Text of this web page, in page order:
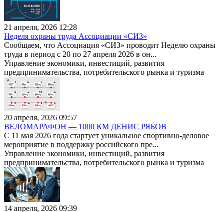
21 апреля, 2026 12:28
Неделя охраны труда Ассоциации «СИЗ»
Сообщаем, что Ассоциация «СИЗ» проводит Неделю охраны
труда в период с 20 по 27 апреля 2026 в он...
Управление экономики, инвестиций, развития
предпринимательства, потребительского рынка и туризма
20 апреля, 2026 09:57
ВЕЛОМАРАФОН — 1000 КМ ДЕНИС РЯБОВ
С 11 мая 2026 года стартует уникальное спортивно-деловое
мероприятие в поддержку российского пре...
Управление экономики, инвестиций, развития
предпринимательства, потребительского рынка и туризма
14 апреля, 2026 09:39